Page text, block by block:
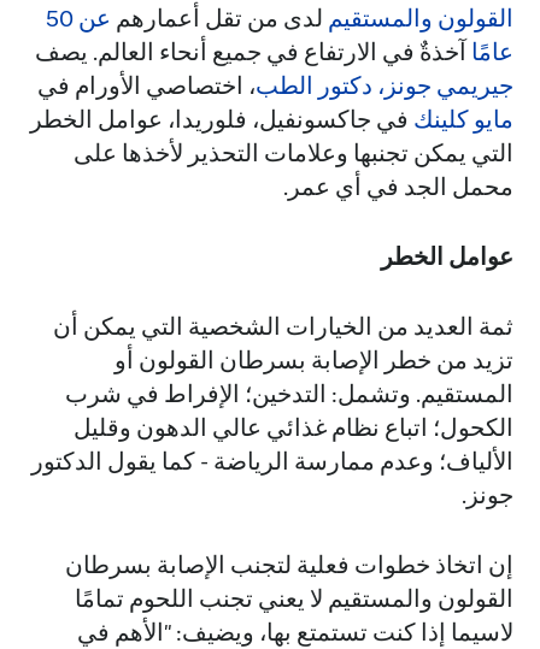
القولون والمستقيم لدى من تقل أعمارهم
عن 50
عامًا آخذةٌ في الارتفاع في جميع أنحاء العالم. يصف
جيريمي جونز، دكتور الطب، اختصاصي الأورام في
مايو كلينك في جاكسونفيل، فلوريدا، عوامل الخطر
التي يمكن تجنبها وعلامات التحذير لأخذها على
محمل الجد في أي عمر.
عوامل الخطر
ثمة العديد من الخيارات الشخصية التي يمكن أن
تزيد من خطر الإصابة بسرطان القولون أو
المستقيم. وتشمل: التدخين؛ الإفراط في شرب
الكحول؛ اتباع نظام غذائي عالي الدهون وقليل
الألياف؛ وعدم ممارسة الرياضة - كما يقول الدكتور
جونز.
إن اتخاذ خطوات فعلية لتجنب الإصابة بسرطان
القولون والمستقيم لا يعني تجنب اللحوم تمامًا
لاسيما إذا كنت تستمتع بها، ويضيف: "الأهم في